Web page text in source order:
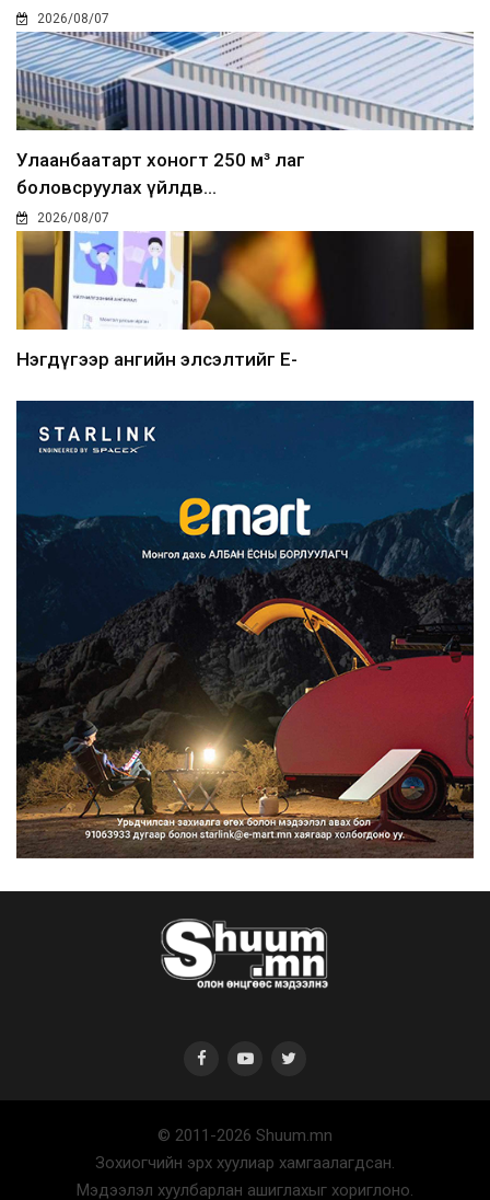
2026/08/07
Улаанбаатарт хоногт 250 м³ лаг
боловсруулах үйлдв...
2026/08/07
Нэгдүгээр ангийн элсэлтийг E-
Францад иргэд рүү зөвшөөрөлгүй
сурталчилгааны дууд...
2026/08/07
Нийтийн тээврийн Ч:19А чиглэлийн
замналд түр хугац...
2026/08/07
Автомашины улсын дугаар сондгой
тоогоор төгссөн бо...
Улаанбаатарт өдөртөө 30 хэм дулаан
2026/08/07
© 2011-2026 Shuum.mn
Зохиогчийн эрх хуулиар хамгаалагдсан.
Мэдээлэл хуулбарлан ашиглахыг хориглоно.